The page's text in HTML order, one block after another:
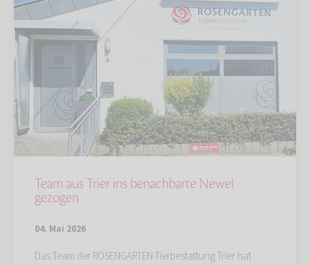
Team aus Trier ins benachbarte Newel
gezogen
04. Mai 2026
Das Team der ROSENGARTEN-Tierbestattung Trier hat